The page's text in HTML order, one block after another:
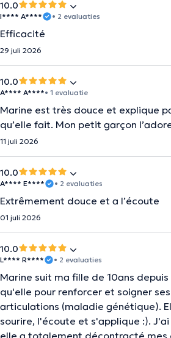
10.0
I**** A**** • 2 evaluaties
Efficacité
29 juli 2026
10.0
A**** A****• 1 evaluatie
Marine est très douce et explique
qu’elle fait. Mon petit garçon
11 juli 2026
10.0
A**** E**** • 2 evaluaties
Extrêmement douce et a l’écoute
01 juli 2026
10.0
L**** R**** • 2 evaluaties
Marine suit ma fille de 10ans
qu'elle pour renforcer et soigner
articulations (maladie génétique).
sourire, l'écoute et s'applique :). J'ai
elle a totalement décontracté mes